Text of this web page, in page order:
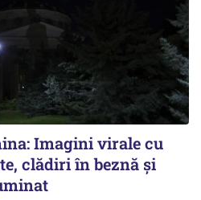
Imagini virale cu
clădiri în beznă și